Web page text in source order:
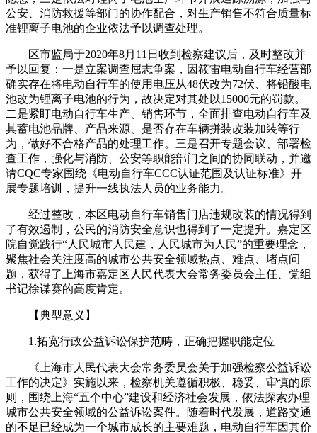
公安、消防救援等部门的协作配合，对生产销售不符合质量标
准锂离子电池的企业依法予以调查处理。
区市监局于2020年8月11日收到检察建议后，及时整改并
予以回复：一是立案调查屈志争案，因筱雷电动自行车经营部
确实存在将电动自行车的使用电压从48伏改为72伏、将铅酸电
池改为锂离子电池的行为，故决定对其处以15000元的罚款。
二是紧盯电动自行车生产、销售环节，全面排查电动自行车及
其蓄电池品牌、产品来源、是否存在车辆拼装改装加装等行
为，做好不合格产品的处理工作。三是召开专题会议、部署检
查工作，强化与消防、公安等职能部门之间的协同联动，并邀
请CQC专家围绕《电动自行车CCC认证范围及认证标准》开
展专题培训，提升一线执法人员的业务能力。
经过整改，本区电动自行车销售门店违规改装的情况得到
了有效遏制，公民的消防安全意识也得到了一定提升。嘉定区
院自觉践行“人民城市人民建，人民城市为人民”的重要理念，
聚焦社会关注度高的城市公共安全领域热点、难点、堵点问
题，获得了上海市嘉定区人民代表大会常务委员会主任、党组
书记徐谋赛的高度肯定。
【典型意义】
1.拓宽行政公益诉讼保护范畴，正确把握职能定位
《上海市人民代表大会常务委员会关于加强检察公益诉讼
工作的决定》实施以来，检察机关遵循积极、稳妥、审慎的原
则，围绕上海“五个中心”建设和经济社会发展，依法探索办理
城市公共安全领域的公益诉讼案件。随着时代发展，道路交通
的不足已经成为一个城市成长的主要难题，电动自行车因其价